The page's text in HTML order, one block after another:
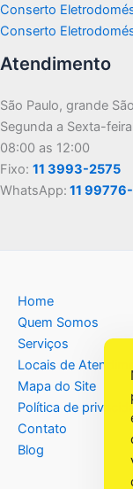
Conserto
Conserto
Atendimento
São Paulo, grande
Segunda a Sexta-
08:00 as 12:00
Fixo: 11 3993-2575
WhatsApp: 11
Home
Quem Somos
Serviços
Locais de
Mapa do Site
Política de
Contato
Blog